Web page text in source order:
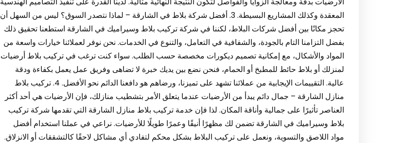
المعقدة وكذلك المشاريع البسيطة. 3. أفضل شركة بلاط في الشارقة – لماذا نتصدر السوق؟ ليس من السهل أن
تحجز مكانًا بين أفضل شركات البلاط، لكننا في شركة تركيب بلاط وسيراميك في الشارقة استطعنا تحقيق ذلك
بفضل التزامنا التام بالجودة، والشفافية في التعامل، والتنوع في الخدمات. نحن نوفر لعملائنا خيارات واسعة من
المواد والأشكال، مع إمكانية تصميم ديكورات مخصصة حسب الطلب. سواء كنت ترغب في تركيب بلاط أرضيات
لمنزلك أو بلاط حائط للمطبخ أو الحمام، فنحن نضع بين يديك خبرة لا تضاهى وفريق عمل يعمل بكفاءة ودقة
عالية. التقييمات الإيجابية من عملائنا تشهد على تميزنا، ورضاهم هو دافعنا الدائم نحو الأفضل. 4. تركيب بلاط
منازل الشارقة – جمال دائم يبدأ من الأرضيات عندما يتعلق الأمر بتشطيب منازلك، فإن الأرضيات هي أحد أكثر
العناصر تأثيرًا على جمالية وأناقة المكان. لذا فإن خدمة تركيب بلاط منازل الشارقة التي تقدمها شركة تركيب
بلاط وسيراميك في الشارقة تضمن لك مظهرًا أنيقًا وعمرًا طويلًا للأرضيات. نراعي في عملنا استخدام أفضل
مواد اللاصق والتسوية، ونعمل على تركيب البلاط بشكل محكم لتفادي أي مشاكل لاحقًا كالتشققات أو الانزلاق.